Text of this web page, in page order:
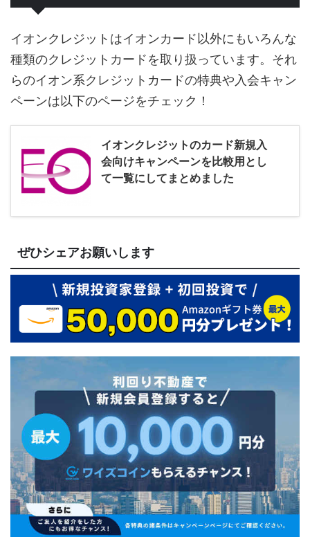
イオンクレジットはイオンカード以外にもいろんな
種類のクレジットカードを取り扱っています。それ
らのイオン系クレジットカードの特典や入会キャン
ペーンは以下のページをチェック！
イオンクレジットのカード新規入
会向けキャンペーンを比較用とし
て一覧にしてまとめました
ぜひシェアお願いします